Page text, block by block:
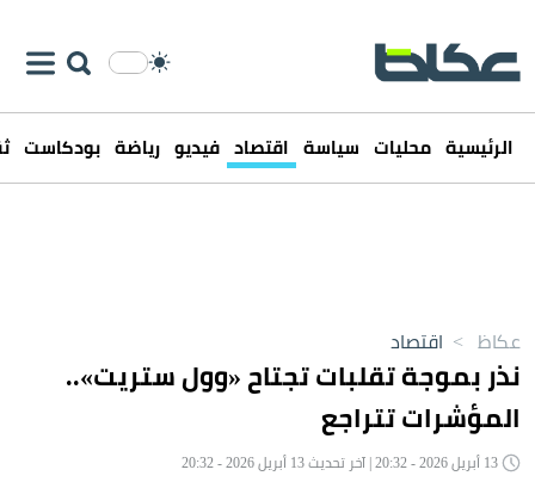
الرئيسية محليات سياسة اقتصاد فيديو رياضة بودكاست
عكاظ > اقتصاد
نذر بموجة تقلبات تجتاح «وول ستريت»..
المؤشرات تتراجع